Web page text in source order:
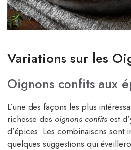
Variations sur les
Oignons confits aux
L’une des façons les plus
richesse des oignons confits est
d’épices. Les combinaisons sont
quelques suggestions qui